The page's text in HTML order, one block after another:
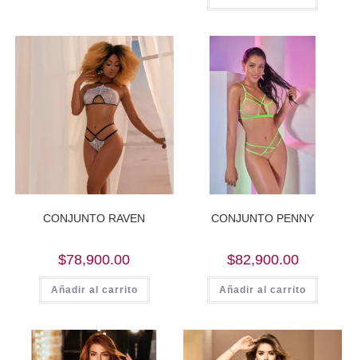
CONJUNTO RAVEN
$78,900.00
Añadir al carrito
CONJUNTO PENNY
$82,900.00
Añadir al carrito